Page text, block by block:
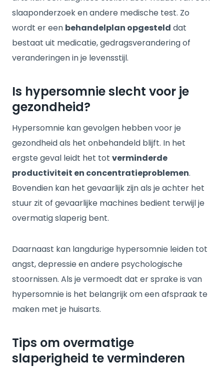
slaaponderzoek en andere medische test. Zo
wordt er een behandelplan opgesteld dat
bestaat uit medicatie, gedragsverandering of
veranderingen in je levensstijl.
Is hypersomnie slecht voor je
gezondheid?
Hypersomnie kan gevolgen hebben voor je
gezondheid als het onbehandeld blijft. In het
ergste geval leidt het tot verminderde
productiviteit en concentratieproblemen.
Bovendien kan het gevaarlijk zijn als je achter het
stuur zit of gevaarlijke machines bedient terwijl je
overmatig slaperig bent.
Daarnaast kan langdurige hypersomnie leiden tot
angst, depressie en andere psychologische
stoornissen. Als je vermoedt dat er sprake is van
hypersomnie is het belangrijk om een afspraak te
maken met je huisarts.
Tips om overmatige
slaperigheid te verminderen